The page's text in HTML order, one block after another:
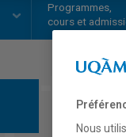
Programmes,
cours et
Nous